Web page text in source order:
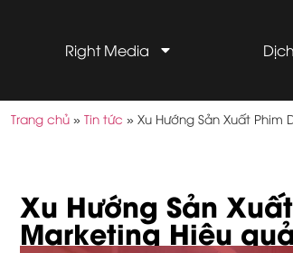
Right Media
Trang chủ » Tin tức » Xu Hướng Sản Xuất
Xu Hướng Sản
Marketing Hiệu